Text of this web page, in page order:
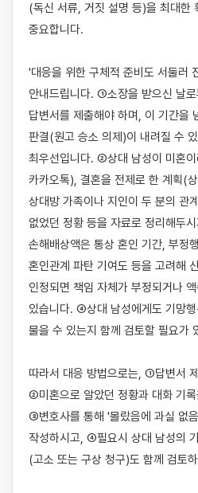
(독신 서류, 거짓 설명 등)을 최대한
중요합니다.
'대응을 위한 구체적 준비도 서둘러
안내드립니다. ①소장을 받으신 날
답변서를 제출해야 하며, 이 기간을
판결(원고 승소 의제)이 내려질 수
최우선입니다. ②상대 남성이 미혼
카카오톡), 결혼을 전제로 한 계획(
상대방 가족이나 지인이 두 분의 관
없었던 정황 등을 자료로 정리해두
손해배상액은 통상 혼인 기간, 부정
혼인관계 파탄 기여도 등을 고려해
인정되면 책임 자체가 부정되거나
있습니다. ④상대 남성에게도 기망
물을 수 있는지 함께 검토할 필요가
따라서 대응 방법으로는, ①답변서
②미혼으로 알았던 정황과 대화 기록
③변호사를 통해 '몰랐음에 과실 없
작성하시고, ④필요시 상대 남성의
(고소 또는 구상 청구)도 함께 검토